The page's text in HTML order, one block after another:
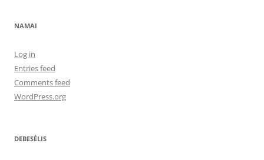
NAMAI
Log in
Entries feed
Comments feed
WordPress.org
DEBESĖLIS